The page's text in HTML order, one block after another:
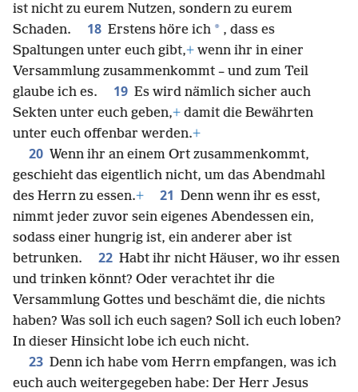
ist nicht zu eurem Nutzen, sondern zu eurem
Schaden.
18 Erstens höre ich * , dass es
Spaltungen unter euch gibt,+ wenn ihr in einer
Versammlung zusammenkommt – und zum Teil
glaube ich es.
19 Es wird nämlich sicher auch
Sekten unter euch geben,+ damit die Bewährten
unter euch offenbar werden.+
20 Wenn ihr an einem Ort zusammenkommt,
geschieht das eigentlich nicht, um das Abendmahl
des Herrn zu essen.+ 21 Denn wenn ihr es esst,
nimmt jeder zuvor sein eigenes Abendessen ein,
sodass einer hungrig ist, ein anderer aber ist
betrunken.
22 Habt ihr nicht Häuser, wo ihr essen
und trinken könnt? Oder verachtet ihr die
Versammlung Gottes und beschämt die, die nichts
haben? Was soll ich euch sagen? Soll ich euch loben?
In dieser Hinsicht lobe ich euch nicht.
23 Denn ich habe vom Herrn empfangen, was ich
euch auch weitergegeben habe: Der Herr Jesus